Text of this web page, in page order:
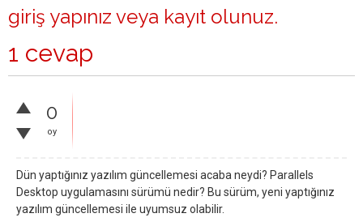
giriş yapınız veya kayıt olunuz.
1 cevap
0
oy
Dün yaptığınız yazılım güncellemesi acaba neydi? Parallels
Desktop uygulamasını sürümü nedir? Bu sürüm, yeni yaptığınız
yazılım güncellemesi ile uyumsuz olabilir.